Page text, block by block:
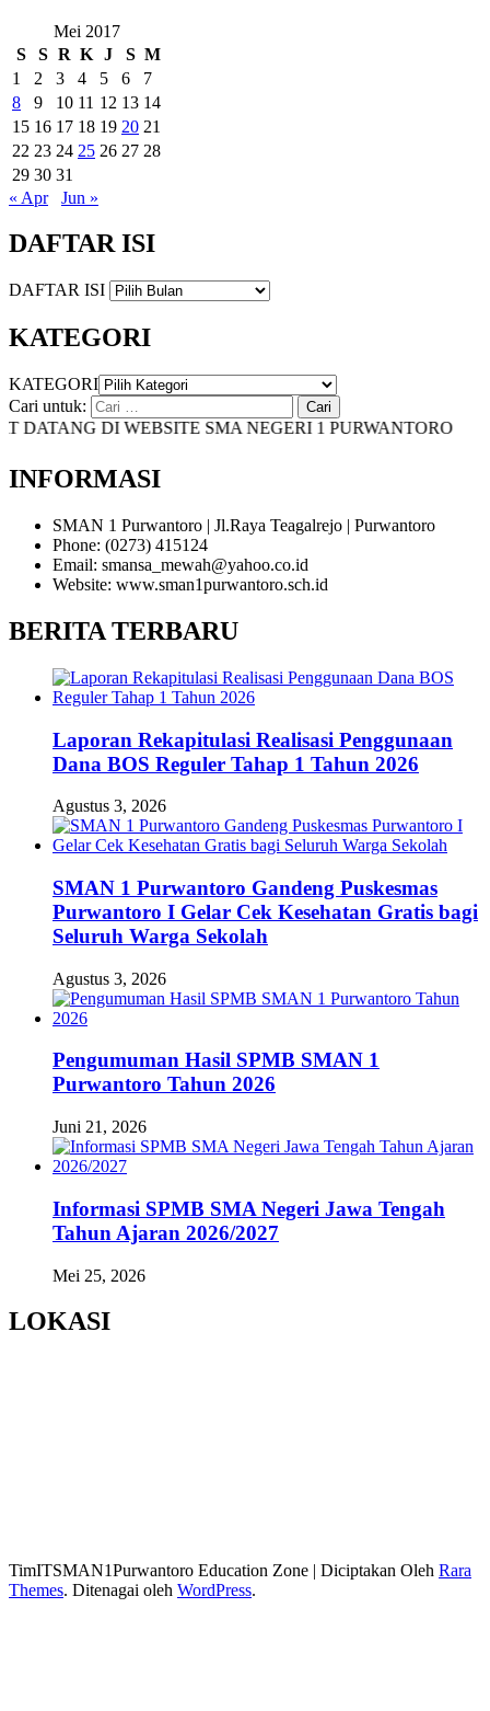
Mei 2017
S
S R K J S M
1
2 3 4 5 6
7
8
9 10 11 12 13 14
15 16 17 18 19 20 21
22 23 24 25 26 27 28
29 30 31
« Apr
Jun »
DAFTAR ISI
DAFTAR ISI
KATEGORI
KATEGORI
Cari untuk:
DI WEBSITE SMA NEGERI 1 PURWANTORO
INFORMASI
SMAN 1 Purwantoro | Jl.Raya Teagalrejo | Purwantoro
Phone: (0273) 415124
Email: smansa_mewah@yahoo.co.id
Website: www.sman1purwantoro.sch.id
BERITA TERBARU
Laporan Rekapitulasi Realisasi Penggunaan
Dana BOS Reguler Tahap 1 Tahun 2026
Agustus 3, 2026
SMAN 1 Purwantoro Gandeng Puskesmas
Purwantoro I Gelar Cek Kesehatan Gratis bagi
Seluruh Warga Sekolah
Agustus 3, 2026
Pengumuman Hasil SPMB SMAN 1
Purwantoro Tahun 2026
Juni 21, 2026
Informasi SPMB SMA Negeri Jawa Tengah
Tahun Ajaran 2026/2027
Mei 25, 2026
LOKASI
TimITSMAN1Purwantoro Education Zone | Diciptakan Oleh Rara
Themes. Ditenagai oleh WordPress.